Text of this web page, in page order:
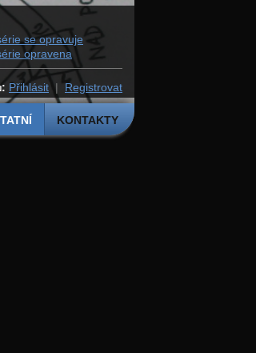
KONTAKTY
se opravuje
opravena
Přihlásit | Registrovat